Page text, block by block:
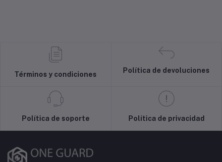
Términos y condiciones
Política de devoluciones
Política de soporte Política de privacidad